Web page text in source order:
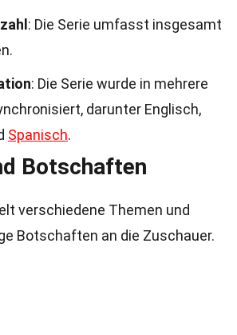
: Die Serie umfasst insgesamt
: Die Serie wurde in mehrere
darunter Englisch,
Spanisch.
Botschaften
verschiedene Themen und
Botschaften an die Zuschauer.